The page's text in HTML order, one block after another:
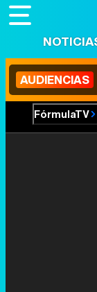
AUDIENCIAS
FórmulaTV